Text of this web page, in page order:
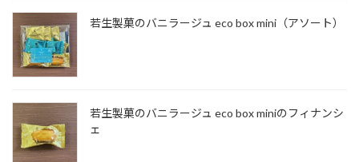
若生製菓のバニラージュ eco box mini（アソート）
若生製菓のバニラージュ eco box miniのフィナンシ
ェ